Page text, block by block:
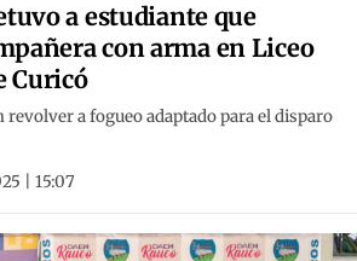
a estudiante que
con arma en Liceo
Curicó
a fogueo adaptado para el disparo
| 15:07